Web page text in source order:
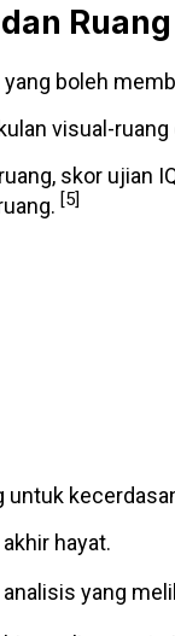
Ruang
boleh
visual-
skor
[5]
untuk
hayat.
yang